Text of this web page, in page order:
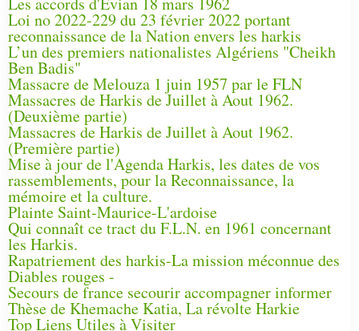
Loi no 2022-229 du 23 février 2022 portant
reconnaissance de la Nation envers les harkis
L’un des premiers nationalistes Algériens "Cheikh
Ben Badis"
Massacre de Melouza 1 juin 1957 par le FLN
Massacres de Harkis de Juillet à Aout 1962.
(Deuxième partie)
Massacres de Harkis de Juillet à Aout 1962.
(Première partie)
Mise à jour de l'Agenda Harkis, les dates de vos
rassemblements, pour la Reconnaissance, la
mémoire et la culture.
Plainte Saint-Maurice-L'ardoise
Qui connaît ce tract du F.L.N. en 1961 concernant
les Harkis.
Rapatriement des harkis-La mission méconnue des
Diables rouges -
Secours de france secourir accompagner informer
Thèse de Khemache Katia, La révolte Harkie
Top Liens Utiles à Visiter